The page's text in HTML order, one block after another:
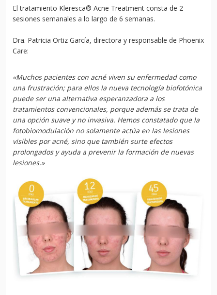
El tratamiento Kleresca® Acne Treatment consta de 2
sesiones semanales a lo largo de 6 semanas.
Dra. Patricia Ortiz García, directora y responsable de Phoenix
Care:
«Muchos pacientes con acné viven su enfermedad como
una frustración; para ellos la nueva tecnología biofotónica
puede ser una alternativa esperanzadora a los
tratamientos convencionales, porque además se trata de
una opción suave y no invasiva. Hemos constatado que la
fotobiomodulación no solamente actúa en las lesiones
visibles por acné, sino que también surte efectos
prolongados y ayuda a prevenir la formación de nuevas
lesiones.»